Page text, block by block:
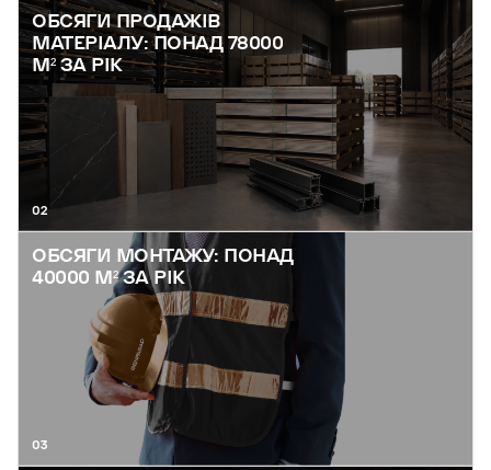
ОБСЯГИ ПРОДАЖІВ
МАТЕРІАЛУ: ПОНАД 78000
М² ЗА РІК
02
ОБСЯГИ МОНТАЖУ: ПОНАД
40000 М² ЗА РІК
03